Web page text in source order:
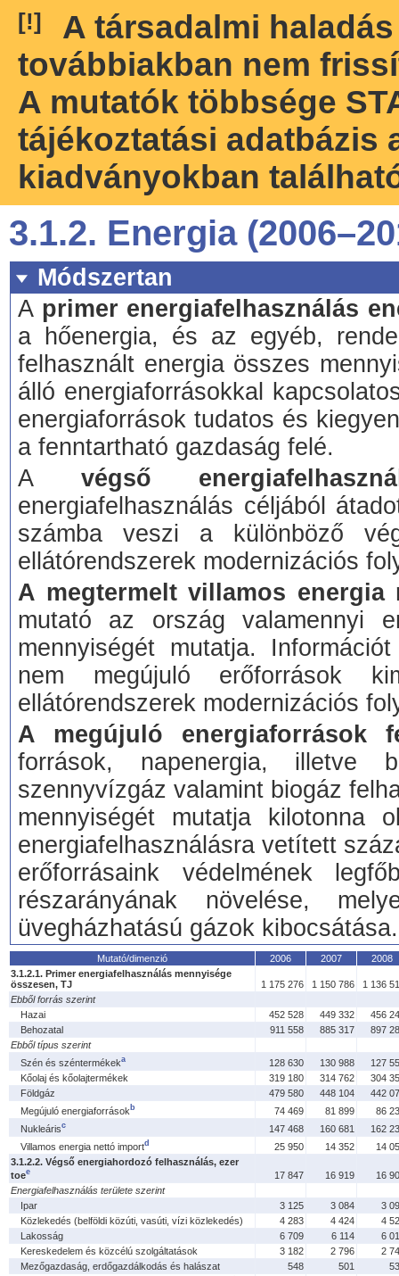
[!]
A társadalmi
továbbiakban nem
A mutatók többsége
tájékoztatási adatbázis
kiadványokban
3.1.2. Energia
Módszertan
A primer energiafelhasználás
a hőenergia, és az egyéb,
felhasznált energia összes
álló energiaforrásokkal
energiaforrások tudatos és
a fenntartható gazdaság felé.
A végső
energiafelhasználás céljából
számba veszi a különböző
ellátórendszerek modernizációs
A megtermelt villamos energia
mutató az ország valamennyi
mennyiségét mutatja.
nem megújuló erőforrások
ellátórendszerek modernizációs
A megújuló energiaforrások
források, napenergia, illetve
szennyvízgáz valamint biogáz
mennyiségét mutatja kilotonna
energiafelhasználásra vetített
erőforrásaink védelmének
részarányának növelése,
üvegházhatású gázok kibocsátása.
Mutató/dimenzió 2006 2007
2008
3.1.2.1. Primer energiafelhasználás mennyisége
összesen, TJ
1 175 276 1 150 786
1 136
Ebből forrás szerint
Hazai
452 528 449 332
456
Behozatal
911 558 885 317
897
Ebből típus szerint
Szén és széntermékeka 128 630 130 988
127
Kőolaj és kőolajtermékek
319 180 314 762
304
Földgáz
479 580 448 104
442
Megújuló energiaforrások b 74 469 81 899
86
Nukleárisc 147 468 160 681
162
Villamos energia nettó importd 25 950 14 352
14
3.1.2.2. Végső energiahordozó felhasználás, ezer
toee 17 847 16 919
16
Energiafelhasználás területe szerint
Ipar
3 125 3 084
3
Közlekedés (belföldi közúti, vasúti, vízi közlekedés)
4 283 4 424
4
Lakosság
6 709 6 114
6
Kereskedelem és közcélú szolgáltatások
3 182 2 796
2
Mezőgazdaság, erdőgazdálkodás és halászat
548 501